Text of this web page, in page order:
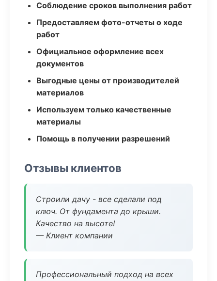
Соблюдение сроков выполнения работ
Предоставляем фото-отчеты о ходе
работ
Официальное оформление всех
документов
Выгодные цены от производителей
материалов
Используем только качественные
материалы
Помощь в получении разрешений
Отзывы клиентов
Строили дачу - все сделали под
ключ. От фундамента до крыши.
Качество на высоте!
— Клиент компании
Профессиональный подход на всех